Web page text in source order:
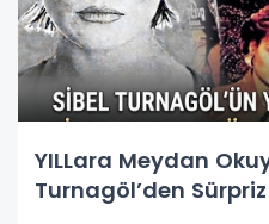
YILLara Meydan
Turnagöl’den